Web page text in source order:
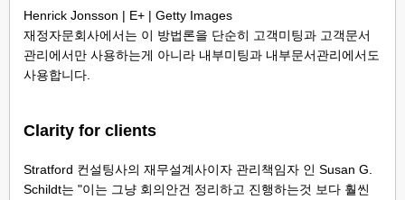
Henrick Jonsson | E+ | Getty Images
재정자문회사에서는 이 방법론을 단순히 고객미팅과 고객문서
관리에서만 사용하는게 아니라 내부미팅과 내부문서관리에서도
사용합니다.
Clarity for clients
Stratford 컨설팅사의 재무설계사이자 관리책임자 인 Susan G.
Schildt는 "이는 그냥 회의안건 정리하고 진행하는것 보다 훨씬